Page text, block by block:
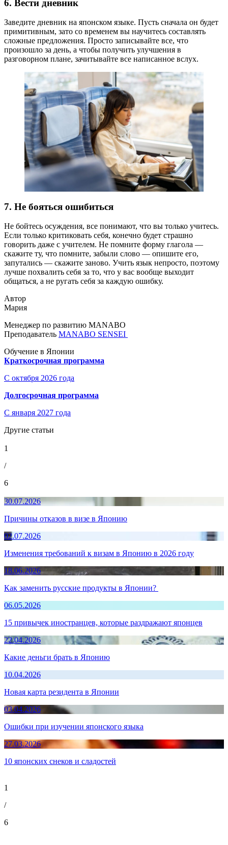
6. Вести дневник
Заведите дневник на японском языке. Пусть сначала он будет
примитивным, зато со временем вы научитесь составлять
сложные предложения. Просто записывайте все, что
произошло за день, а чтобы получить улучшения в
разговорном плане, зачитывайте все написанное вслух.
7. Не бояться ошибиться
Не бойтесь осуждения, все понимают, что вы только учитесь.
Если только критиковать себя, конечно будет страшно
говорить даже с учителем. Не помните форму глагола —
скажите ту, что помните, забыли слово — опишите его,
запутались — скажите заново. Учить язык непросто, поэтому
лучше похвалить себя за то, что у вас вообще выходит
общаться, а не ругать себя за каждую ошибку.
Автор
Мария
Менеджер по развитию MANABO
Преподаватель MANABO SENSEI
Обучение в Японии
Краткосрочная программа
С октября 2026 года
Долгосрочная программа
С января 2027 года
Другие статьи
1
/
6
30.07.2026
Причины отказов в визе в Японию
02.07.2026
Изменения требований к визам в Японию в 2026 году
18.06.2026
Как заменить русские продукты в Японии?
06.05.2026
15 привычек иностранцев, которые раздражают японцев
22.04.2026
Какие деньги брать в Японию
10.04.2026
Новая карта резидента в Японии
03.04.2026
Ошибки при изучении японского языка
27.03.2026
10 японских снеков и сладостей
1
/
6